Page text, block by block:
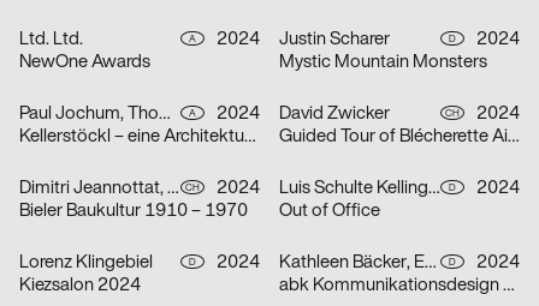
Ltd. Ltd. A
2024
NewOne Awards
Justin Scharer D
2024
Mystic Mountain Monsters
Paul Jochum, Thomas Sieberer A
2024
Kellerstöckl – eine Architekturtypologie im Südburgenland
David Zwicker CH
2024
Guided Tour of Blécherette Airport
Dimitri Jeannottat, Marjeta Morinc CH
2024
Bieler Baukultur 1910 – 1970
Luis Schulte Kellinghaus, Julius Geyer, Max Reichert D
2024
Out of Office
Lorenz Klingebiel D
2024
Kiezsalon 2024
Kathleen Bäcker, Emma Dreiucker, Julius Geyer, Max Reichert D
2024
abk Kommunikationsdesign Workshops